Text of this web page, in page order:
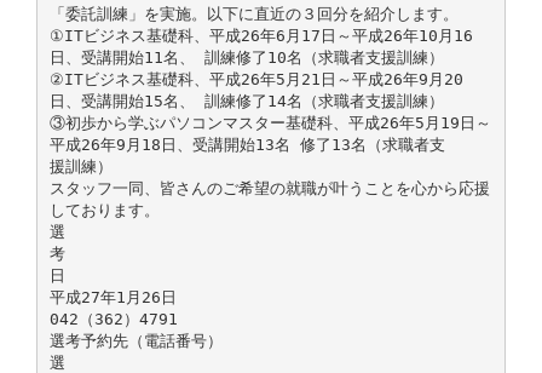
「委託訓練」を実施。以下に直近の３回分を紹介します。
①ITビジネス基礎科、平成26年6月17日～平成26年10月16
日、受講開始11名、 訓練修了10名（求職者支援訓練）
②ITビジネス基礎科、平成26年5月21日～平成26年9月20
日、受講開始15名、 訓練修了14名（求職者支援訓練）
③初歩から学ぶパソコンマスター基礎科、平成26年5月19日～
平成26年9月18日、受講開始13名 修了13名（求職者支
援訓練）
スタッフ一同、皆さんのご希望の就職が叶うことを心から応援
しております。
選
考
日
平成27年1月26日
042（362）4791
選考予約先（電話番号）
選